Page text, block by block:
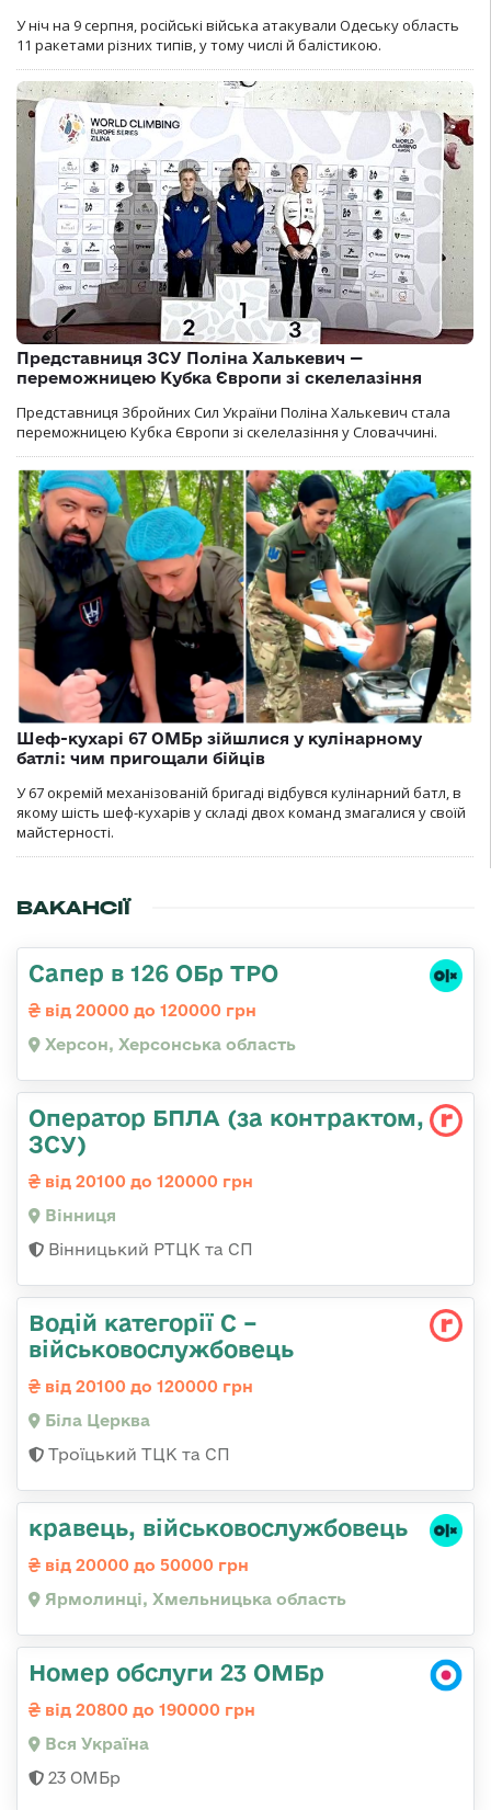
У ніч на 9 серпня, російські війська атакували Одеську область
11 ракетами різних типів, у тому числі й балістикою.
Представниця ЗСУ Поліна Халькевич —
переможницею Кубка Європи зі скелелазіння
Представниця Збройних Сил України Поліна Халькевич стала
переможницею Кубка Європи зі скелелазіння у Словаччині.
Шеф-кухарі 67 ОМБр зійшлися у кулінарному
батлі: чим пригощали бійців
У 67 окремій механізованій бригаді відбувся кулінарний батл, в
якому шість шеф-кухарів у складі двох команд змагалися у своїй
майстерності.
ВАКАНСІЇ
Сапер в 126 ОБр ТРО
від 20000 до 120000 грн
Херсон, Херсонська область
Оператор БПЛА (за контрактом,
ЗСУ)
від 20100 до 120000 грн
Вінниця
Вінницький РТЦК та СП
Водій категорії С –
військовослужбовець
від 20100 до 120000 грн
Біла Церква
Троїцький ТЦК та СП
кравець, військовослужбовець
від 20000 до 50000 грн
Ярмолинці, Хмельницька область
Номер обслуги 23 ОМБр
від 20800 до 190000 грн
Вся Україна
23 ОМБр